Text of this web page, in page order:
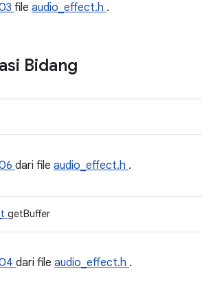
file audio_effect.h .
Bidang
dari file audio_effect.h .
getBuffer
dari file audio_effect.h .